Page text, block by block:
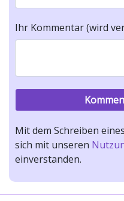
Ihr Kommentar (wird
Mit dem Schreiben
sich mit unseren
einverstanden.